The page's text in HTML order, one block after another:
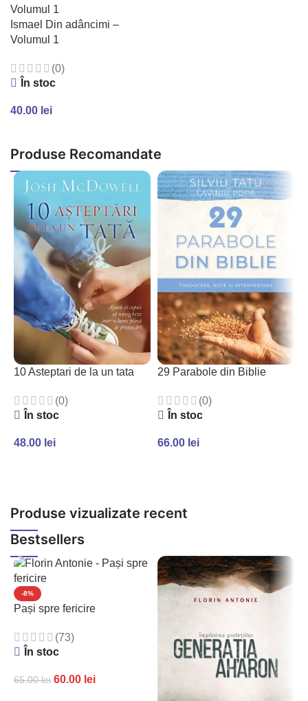
Ismael Din adâncimi –
Volumul 1
(0)
În stoc
40.00 lei
Produse Recomandate
10 Asteptari de la un tata
(0)
În stoc
48.00 lei
29 Parabole din Biblie
(0)
În stoc
66.00 lei
Produse vizualizate recent
Bestsellers
-8%
Pași spre fericire
(73)
În stoc
65.00lei 60.00 lei